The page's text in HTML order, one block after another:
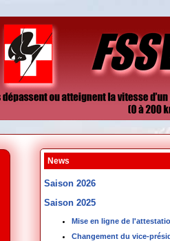
News
Saison 2026
Saison 2025
Mise en ligne de
Changement du vice-